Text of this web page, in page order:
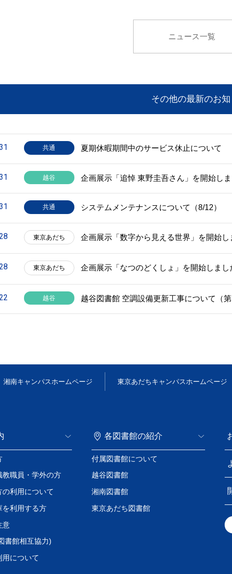
ニュース一覧
その他の最新のお
共通 夏期休暇期間中のサービス休止について
越谷 企画展示「追悼 東野圭吾さん」を開始し
共通 システムメンテナンスについて（8/12）
東京あだち 企画展示「数字から見える世界」を開始し
東京あだち 企画展示「なつのどくしょ」を開始しまし
越谷 越谷図書館 空調設備更新工事について（
教職員・学外の方
利用について
を利用する方
意
書館相互協力)
について
各図書館の紹介
付属図書館について
越谷図書館
湘南図書館
東京あだち図書館
湘南キャンパスホームページ 東京あだちキャンパスホームページ